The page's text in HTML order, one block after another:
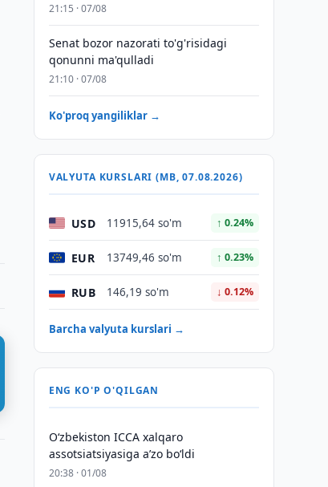
21:15 · 07/08
Senat bozor nazorati to'g'risidagi
qonunni ma'qulladi
21:10 · 07/08
Ko'proq yangiliklar →
VALYUTA KURSLARI (MB, 07.08.2026)
USD 11915,64 so'm ↑ 0.24%
EUR 13749,46 so'm ↑ 0.23%
RUB 146,19 so'm ↓ 0.12%
Barcha valyuta kurslari →
ENG KO'P O'QILGAN
O‘zbekiston ICCA xalqaro
assotsiatsiyasiga aʼzo bo‘ldi
20:38 · 01/08